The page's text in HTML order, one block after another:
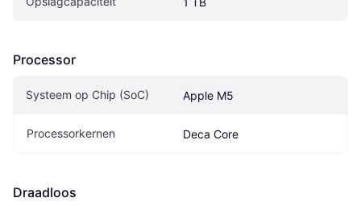
Processor
Systeem op Chip (SoC) Apple M5
Processorkernen Deca Core
Draadloos